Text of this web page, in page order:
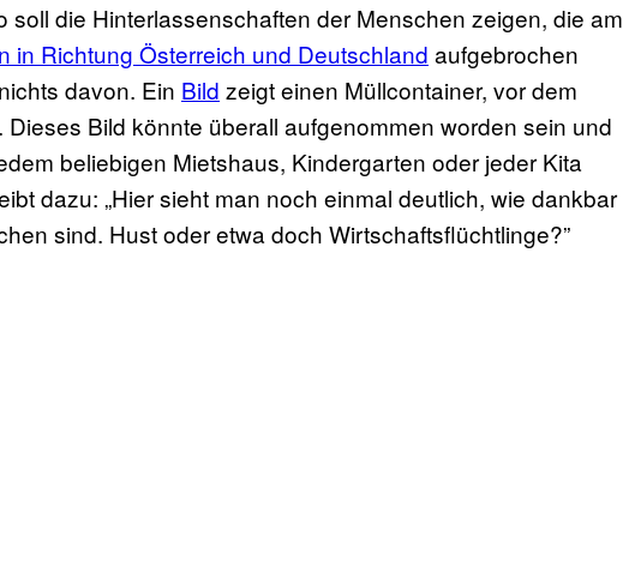
soll die Hinterlassenschaften der Menschen zeigen, die am
in Richtung Österreich und Deutschland aufgebrochen
davon. Ein Bild zeigt einen Müllcontainer, vor dem
Bild könnte überall aufgenommen worden sein und
beliebigen Mietshaus, Kindergarten oder jeder Kita
dazu: „Hier sieht man noch einmal deutlich, wie dankbar
sind. Hust oder etwa doch Wirtschaftsflüchtlinge?”